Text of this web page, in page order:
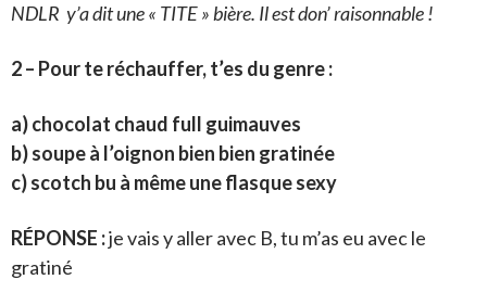
NDLR y’a dit une « TITE » bière. Il est don’ raisonnable !
2 – Pour te réchauffer, t’es du genre :
a) chocolat chaud full guimauves
b) soupe à l’oignon bien bien gratinée
c) scotch bu à même une flasque sexy
RÉPONSE :je vais y aller avec B, tu m’as eu avec le
gratiné